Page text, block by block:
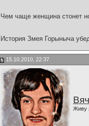
Чем чаще женщина стонет
История Змея Горыныча
15.10.2010, 22:37
Живу